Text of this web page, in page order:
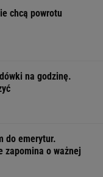
chcą powrotu
na godzinę.
do emerytur.
zapomina o ważnej